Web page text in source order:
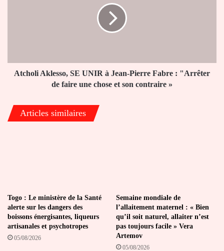
:
"Arrêter
une
chose
Atcholi Aklesso, SE UNIR à Jean-Pierre Fabre : "Arrêter
de faire une chose et son contraire »
Articles similaires
Togo : Le ministère de la Santé
alerte sur les dangers des
boissons énergisantes, liqueurs
artisanales et psychotropes
05/08/2026
Semaine mondiale de
l’allaitement maternel : « Bien
qu’il soit naturel, allaiter n’est
pas toujours facile » Vera
Artemov
05/08/2026